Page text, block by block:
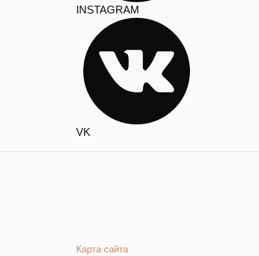
INSTAGRAM
VK
Карта сайта